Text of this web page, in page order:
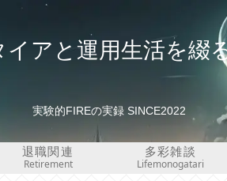
イアと運用生活を綴
実験的FIREの実録 SINCE2022
退職関連
Retirement
多彩雑談
Lifemonogatari